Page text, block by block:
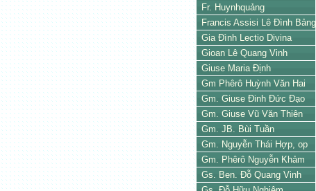
Fr. Huynhquảng
Francis Assisi Lê Đình Bảng
Gia Đình Lectio Divina
Gioan Lê Quang Vinh
Giuse Maria Định
Gm Phêrô Huỳnh Văn Hai
Gm. Giuse Đinh Đức Đạo
Gm. Giuse Vũ Văn Thiên
Gm. JB. Bùi Tuần
Gm. Nguyễn Thái Hợp, op
Gm. Phêrô Nguyễn Khảm
Gs. Ben. Đỗ Quang Vinh